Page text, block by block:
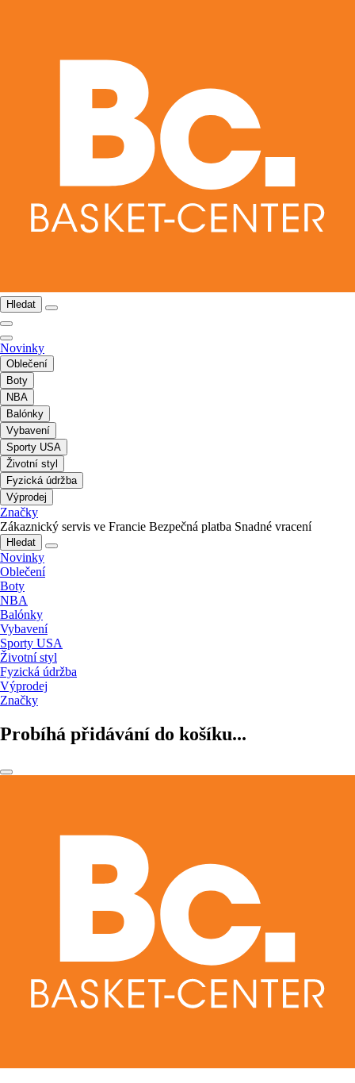
Hledat
Novinky
Oblečení
Boty
NBA
Balónky
Vybavení
Sporty USA
Životní styl
Fyzická údržba
Výprodej
Značky
Zákaznický servis ve Francie Bezpečná platba Snadné vracení
Hledat
Novinky
Oblečení
Boty
NBA
Balónky
Vybavení
Sporty USA
Životní styl
Fyzická údržba
Výprodej
Značky
Probíhá přidávání do košíku...